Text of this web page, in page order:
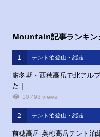
Mountain記事ランキン
1 テント泊登山・縦走
厳冬期・西穂高岳で北アル
た｜...
10,498 views
2 テント泊登山・縦走
前穂高岳‐奥穂高岳テント